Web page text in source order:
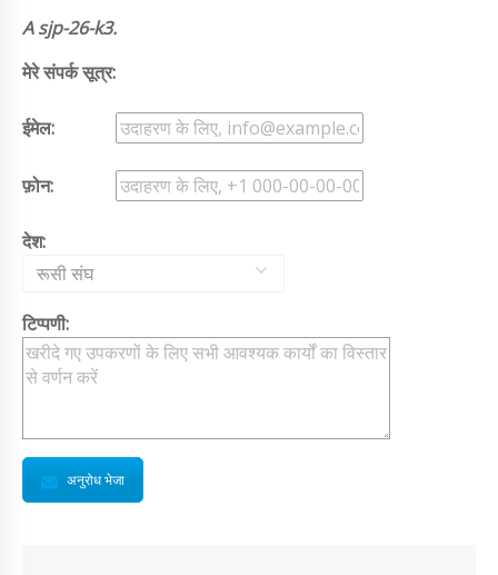
A sjp-26-k3.
मेरे संपर्क सूत्र:
ईमेल:
फ़ोन:
देश:
रूसी संघ
टिप्पणी:
अनुरोध भेजा